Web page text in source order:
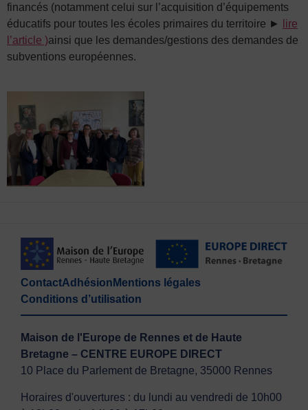
financés (notamment celui sur l’acquisition d’équipements
éducatifs pour toutes les écoles primaires du territoire ►
lire
l’article )ainsi que les demandes/gestions des demandes de
subventions européennes.
ContactAdhésion Mentions légales
Conditions d’utilisation
Maison de l'Europe de Rennes et de Haute
Bretagne – CENTRE EUROPE DIRECT
10 Place du Parlement de Bretagne, 35000 Rennes
Horaires d'ouvertures : du lundi au vendredi de 10h00